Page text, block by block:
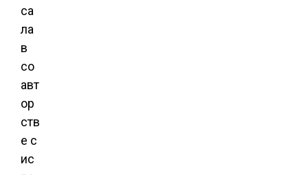
са
ла
в
со
авт
ор
ств
е с
ис